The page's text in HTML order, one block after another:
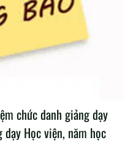
chức danh giảng dạy
Học viện, năm học